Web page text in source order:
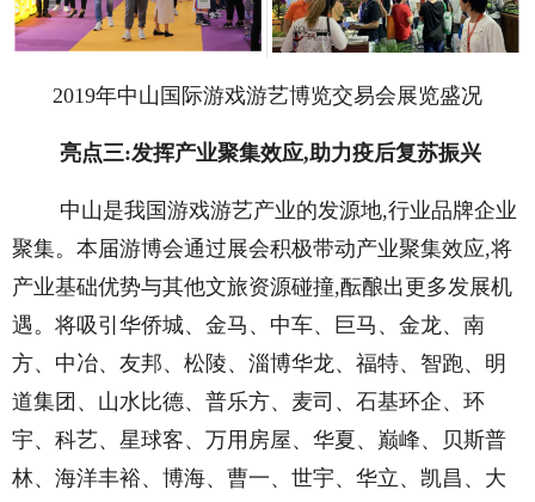
2019年中山国际游戏游艺博览交易会展览盛况
亮点三:发挥产业聚集效应,助力疫后复苏振兴
中山是我国游戏游艺产业的发源地,行业品牌企业
聚集。本届游博会通过展会积极带动产业聚集效应,将
产业基础优势与其他文旅资源碰撞,酝酿出更多发展机
遇。将吸引华侨城、金马、中车、巨马、金龙、南
方、中冶、友邦、松陵、淄博华龙、福特、智跑、明
道集团、山水比德、普乐方、麦司、石基环企、环
宇、科艺、星球客、万用房屋、华夏、巅峰、贝斯普
林、海洋丰裕、博海、曹一、世宇、华立、凯昌、大